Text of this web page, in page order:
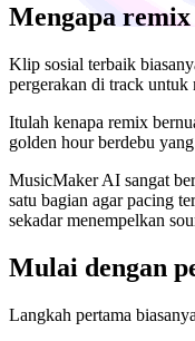
Mengapa
Klip sosial terbaik
pergerakan di track
Itulah kenapa remix
golden hour berdebu
MusicMaker AI sangat
satu bagian agar pacing
sekadar menempelkan
Mulai dengan
Langkah pertama